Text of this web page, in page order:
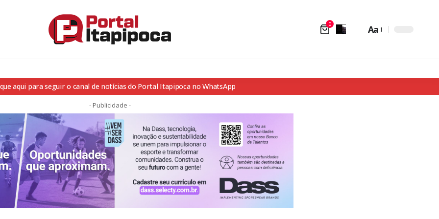
0 Aa
aqui para seguir o canal de notícias do Portal Itapipoca no WhatsApp
- Publicidade -